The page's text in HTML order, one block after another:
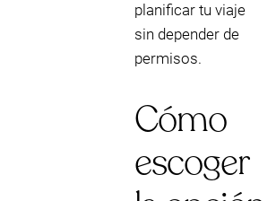
planificar tu viaje
sin depender de
permisos.
Cómo
escoger